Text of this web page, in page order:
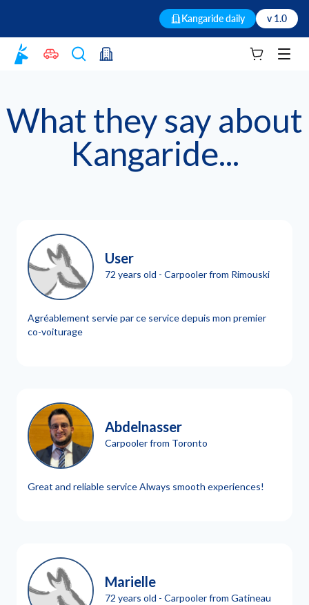
Kangaride daily v 1.0
Your cart
What they say about
Kangaride...
User
72 years old - Carpooler from Rimouski
Agréablement servie par ce service depuis mon premier
co-voiturage
Abdelnasser
Carpooler from Toronto
Great and reliable service Always smooth experiences!
Marielle
72 years old - Carpooler from Gatineau